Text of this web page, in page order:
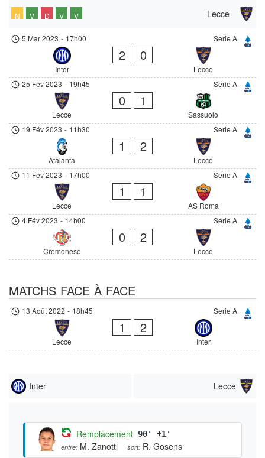
Lecce
N V D V V
Serie A
5 Mar 2023 - 17h00
Inter
2 0
Lecce
Serie A
25 Fév 2023 - 19h45
Lecce
0 1
Sassuolo
Serie A
19 Fév 2023 - 11h30
Atalanta
1 2
Lecce
Serie A
11 Fév 2023 - 17h00
Lecce
1 1
AS Roma
Serie A
4 Fév 2023 - 14h00
Cremonese
0 2
Lecce
MATCHS FACE À FACE
Serie A
13 Août 2022 - 18h45
Lecce
1 2
Inter
Inter Lecce
Remplacement 90' +1'
entre: M. Zanotti sort: R. Gosens